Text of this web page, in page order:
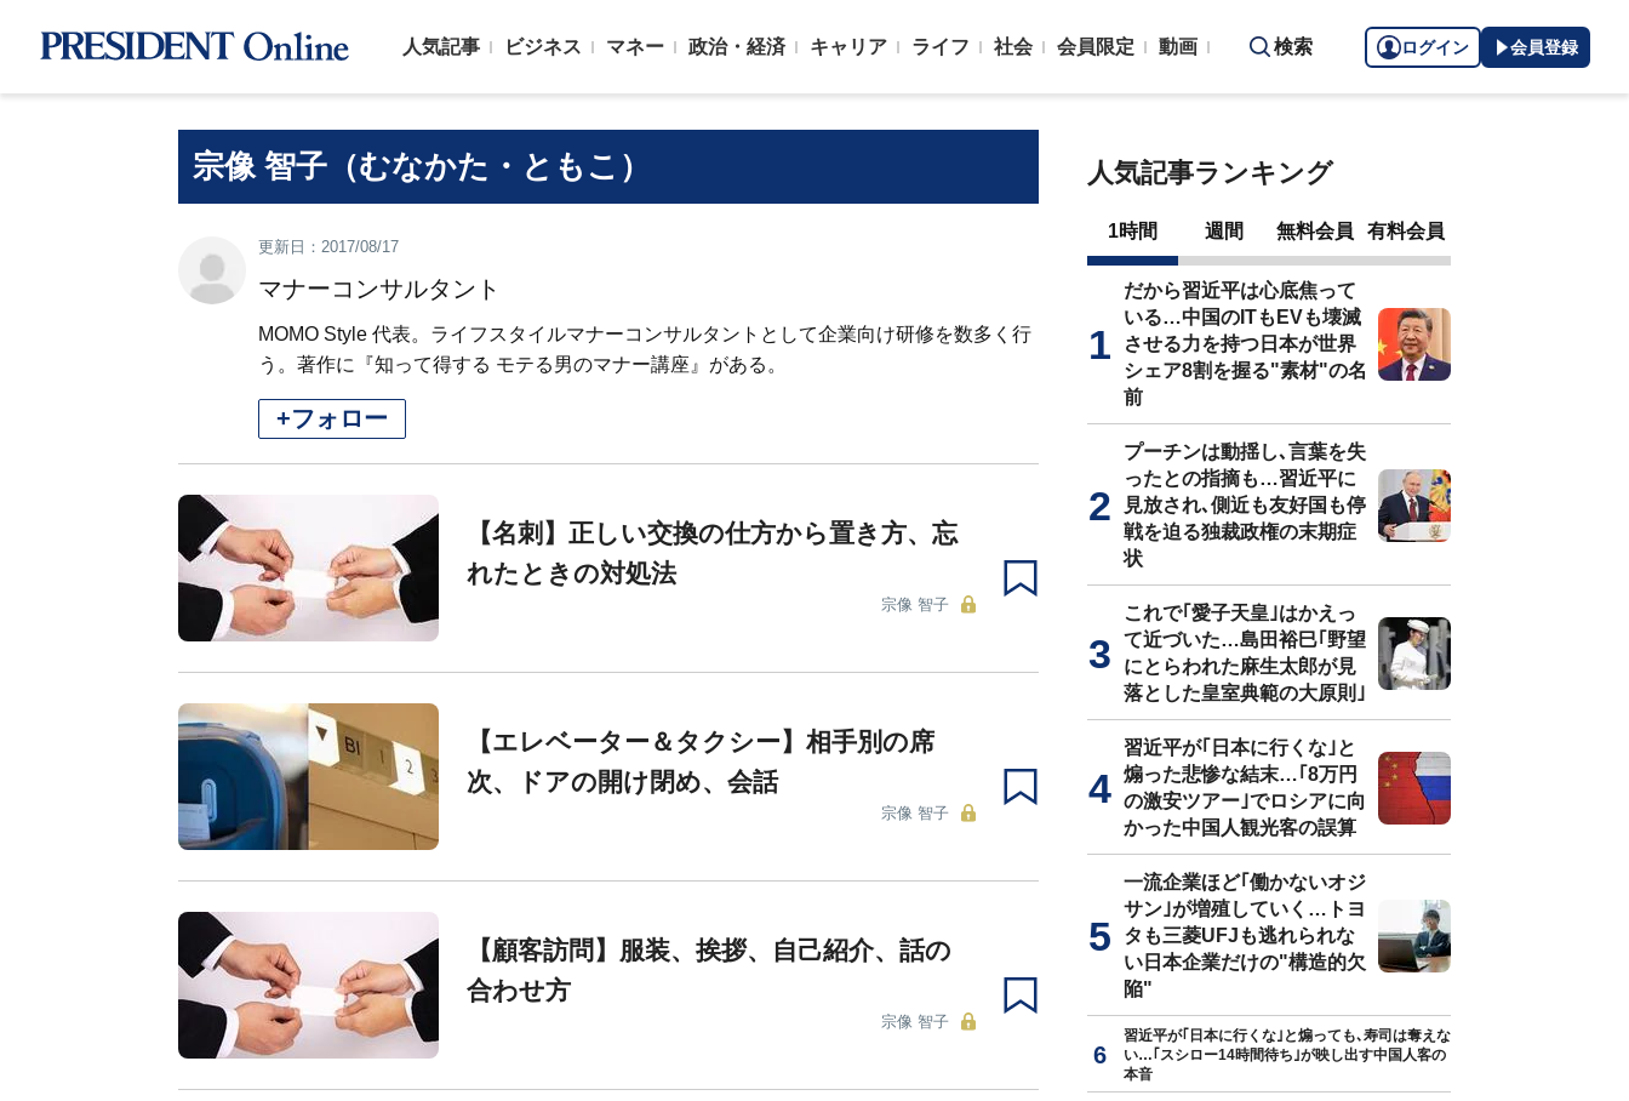
人気記事 ビジネス マネー 政治・経済 キャリア ライフ 社会 会員限定 動画 検索 ログイン 会員登録
宗像 智子（むなかた・ともこ）
更新日：2017/08/17
マナーコンサルタント
MOMO Style 代表。ライフスタイルマナーコンサルタントとして企業向け研修を数多く行
う。著作に『知って得する モテる男のマナー講座』がある。
+フォロー
【名刺】正しい交換の仕方から置き方、忘
れたときの対処法
宗像 智子
【エレベーター＆タクシー】相手別の席
次、ドアの開け閉め、会話
宗像 智子
【顧客訪問】服装、挨拶、自己紹介、話の
合わせ方
宗像 智子
人気記事ランキング
1時間 週間 無料会員 有料会員
だから習近平は心底焦って
いる…中国のITもEVも壊滅
させる力を持つ日本が世界
シェア8割を握る"素材"の名
前
プーチンは動揺し､言葉を失
ったとの指摘も…習近平に
見放され､側近も友好国も停
戦を迫る独裁政権の末期症
状
これで｢愛子天皇｣はかえっ
て近づいた…島田裕巳｢野望
にとらわれた麻生太郎が見
落とした皇室典範の大原則｣
習近平が｢日本に行くな｣と
煽った悲惨な結末…｢8万円
の激安ツアー｣でロシアに向
かった中国人観光客の誤算
一流企業ほど｢働かないオジ
サン｣が増殖していく…トヨ
タも三菱UFJも逃れられな
い日本企業だけの"構造的欠
陥"
習近平が｢日本に行くな｣と煽っても､寿司は奪えな
い…｢スシロー14時間待ち｣が映し出す中国人客の
本音